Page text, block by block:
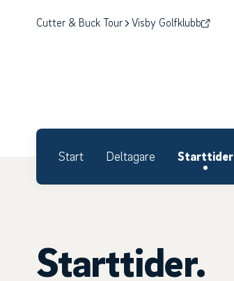
Cutter & Buck Tour Visby Golfklubb
Start Deltagare Starttider
Starttider.